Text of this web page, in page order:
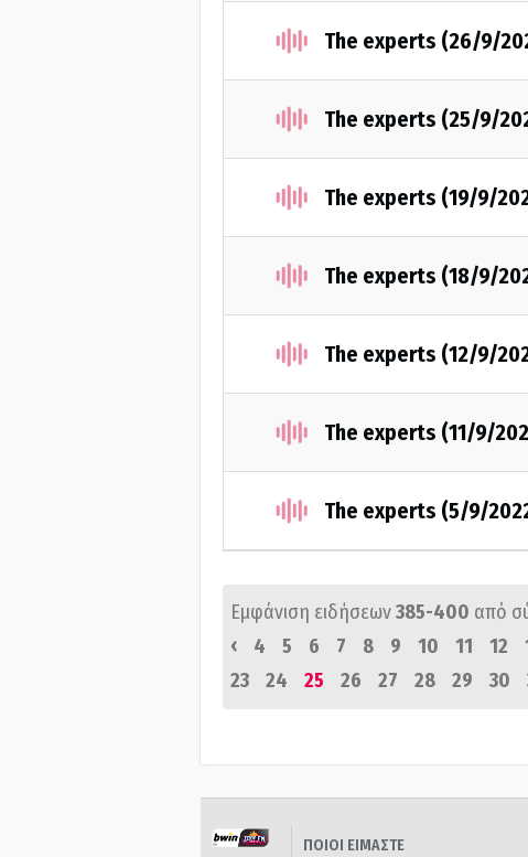
The experts (26/9/
The experts (25/9/
The experts (19/9/
The experts (18/9/
The experts (12/9/
The experts (11/9/
The experts (5/9/
Εμφάνιση ειδήσεων385-400 από
‹
4 5 6 7 8 9 10 11 12
23
24 25 26 27 28 29 30
ΠΟΙΟΙ ΕΙΜΑΣΤΕ